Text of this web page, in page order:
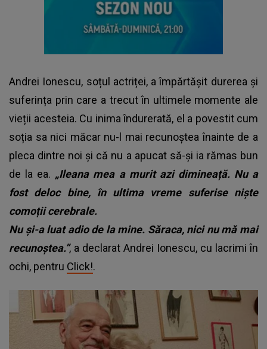
Andrei Ionescu, soțul actriței, a împărtășit durerea și
suferința prin care a trecut în ultimele momente ale
vieții acesteia. Cu inima îndurerată, el a povestit cum
soția sa nici măcar nu-l mai recunoștea înainte de a
pleca dintre noi și că nu a apucat să-și ia rămas bun
de la ea. „Ileana mea a murit azi dimineață. Nu a
fost deloc bine, în ultima vreme suferise niște
comoții cerebrale.
Nu și-a luat adio de la mine. Săraca, nici nu mă mai
recunoștea.”, a declarat Andrei Ionescu, cu lacrimi în
ochi, pentru Click!.